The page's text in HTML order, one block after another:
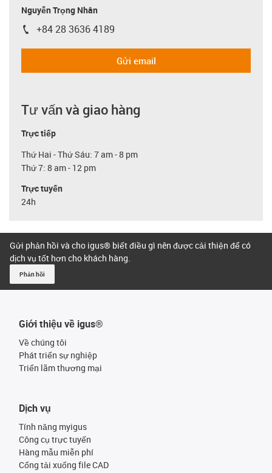
Nguyễn Trọng Nhân
igus-icon-phone
+84 28 3636 4189
Gửi email
Tư vấn và giao hàng
Trực tiếp
Thứ Hai - Thứ Sáu: 7 am - 8 pm
Thứ 7: 8 am - 12 pm
Trực tuyến
24h
Gửi phản hồi và cho igus® biết điều gì nên được cải thiện để có
dịch vụ tốt hơn cho khách hàng.
Phản hồi
Giới thiệu về igus®
Về chúng tôi
Phát triển sự nghiệp
Triển lãm thương mại
Dịch vụ
Tính năng myigus
Công cụ trực tuyến
Hàng mẫu miễn phí
Cổng tải xuống file CAD